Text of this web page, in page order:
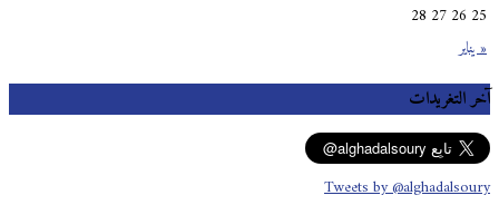
« يناير
25
26
27
28
آخر التغريدات
Tweets by @alghadalsoury